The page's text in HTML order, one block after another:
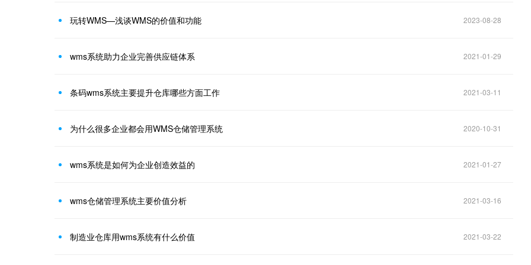
玩转WMS—浅谈WMS的价值和功能 2023-08-28
wms系统助力企业完善供应链体系 2021-01-29
条码wms系统主要提升仓库哪些方面工作 2021-03-11
为什么很多企业都会用WMS仓储管理系统 2020-10-31
wms系统是如何为企业创造效益的 2021-01-27
wms仓储管理系统主要价值分析 2021-03-16
制造业仓库用wms系统有什么价值 2021-03-22